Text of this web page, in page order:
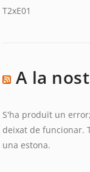
T2xE01
A la
S'ha produït un
deixat de funcionar.
una estona.